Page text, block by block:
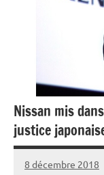
Nissan mis
justice
8 décembre 2018